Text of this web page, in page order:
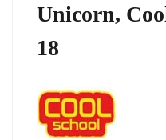
Unicorn,
18